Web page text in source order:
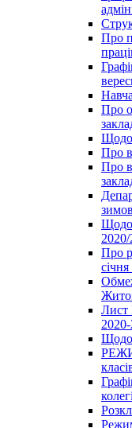
Про
Про
Щодо
Про
Про
Щодо
2020/
Про
січня
Лист
Щодо